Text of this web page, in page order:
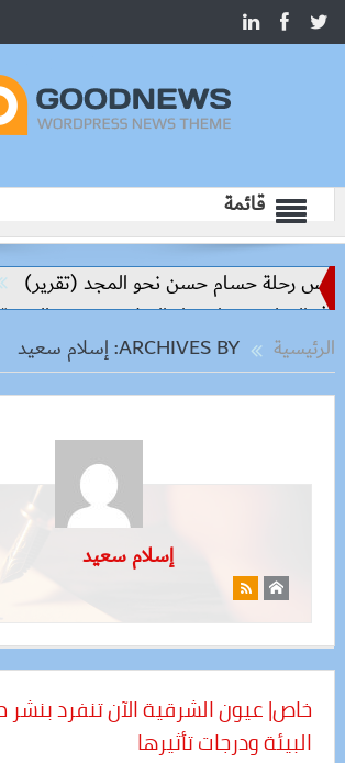
قائمة
رحلة حسام حسن نحو المجد (تقرير)
10 زيادات في 10 سنوات.. هل حان الوقت لرفع دعم البنزين نهائيا؟
مفتاح بناء السلام وتحقيق التنمية
الرئيسية
إسلام سعيد
خاص| عيون الشرقية الآن تنفرد بنشر
البيئة ودرجات تأثيرها